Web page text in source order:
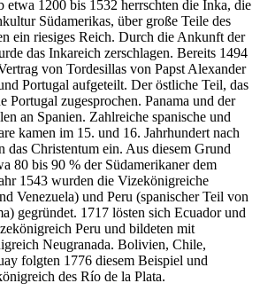
etwa 1200 bis 1532 herrschten die Inka, die
Südamerikas, über große Teile des
ein riesiges Reich. Durch die Ankunft der
das Inkareich zerschlagen. Bereits 1494
von Tordesillas von Papst Alexander
Portugal aufgeteilt. Der östliche Teil, das
Portugal zugesprochen. Panama und der
an Spanien. Zahlreiche spanische und
kamen im 15. und 16. Jahrhundert nach
das Christentum ein. Aus diesem Grund
80 bis 90 % der Südamerikaner dem
1543 wurden die Vizekönigreiche
Venezuela) und Peru (spanischer Teil von
gegründet. 1717 lösten sich Ecuador und
Peru und bildeten mit
Neugranada. Bolivien, Chile,
folgten 1776 diesem Beispiel und
des Río de la Plata.